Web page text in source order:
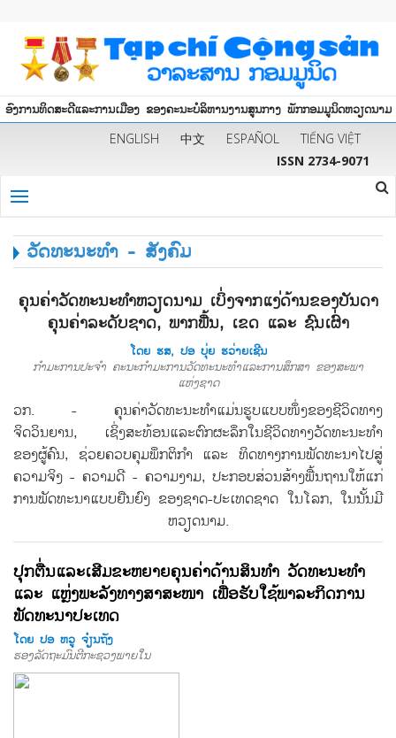
ອົງການທິດສະດີແລະການເມືອງ ຂອງຄະນະບໍລິຫານງານສູນກາງ ພັກກອມມູນິດຫວຽດນາມ
ENGLISH 中文 ESPAÑOL
TIẾNG VIỆT
ISSN 2734-9071
ວັດທະນະທຳ - ສັງຄົມ
ຄຸນຄ່າວັດທະນະທຳຫວຽດນາມ ເບິ່ງຈາກແງ່ດ້ານຂອງບັນດາ
ຄຸນຄ່າລະດັບຊາດ, ພາກພື້ນ, ເຂດ ແລະ ຊົນເຜົ່າ
ໂດຍ ຮສ, ປອ ບຸ່ຍ ຮວ່າຍເຊີນ
ກຳມະການປະຈຳ ຄະນະກຳມະການວັດທະນະທຳແລະການສຶກສາ ຂອງສະພາ
ແຫ່ງຊາດ
ວກ. - ຄຸນຄ່າວັດທະນະທຳແມ່ນຮູບແບບໜຶ່ງຂອງຊີວິດທາງ
ຈິດວິນຍານ, ເຊິ່ງສະທ້ອນແລະຕົກຜະລຶກໃນຊີວິດທາງວັດທະນະທໍາ
ຂອງຜູ້ຄົນ, ຊ່ວຍຄວບຄຸມພຶກຕິກຳ ແລະ ທິດທາງການພັດທະນາໄປສູ່
ຄວາມຈິງ - ຄວາມດີ - ຄວາມງາມ, ປະກອບສ່ວນສ້າງພື້ນຖານໃຫ້ແກ່
ການພັດທະນາແບບຍືນຍົງ ຂອງຊາດ-ປະເທດຊາດ ໃນໂລກ, ໃນນັ້ນມີ
ຫວຽດນາມ.
ປຸກຕື່ນແລະເສີມຂະຫຍາຍຄຸນຄ່າດ້ານສິນທຳ ວັດທະນະທຳ
ແລະ ແຫຼ່ງພະລັງທາງສາສະໜາ ເພື່ອຮັບໃຊ້ພາລະກິດການ
ພັດທະນາປະເທດ
ໂດຍ ປອ ຫວູ ຈ໋ຽນຖັງ
ຮອງລັດຖະມົນຕີກະຊວງພາຍໃນ